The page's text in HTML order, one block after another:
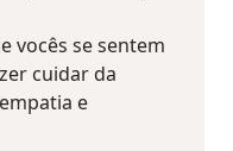
vocês se sentem
cuidar da
e